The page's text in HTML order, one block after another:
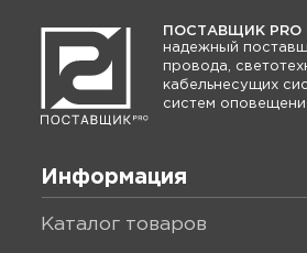
ПОСТАВЩИК PRO
надежный
провода,
кабельнесущих
систем
Информация
каталог товаров